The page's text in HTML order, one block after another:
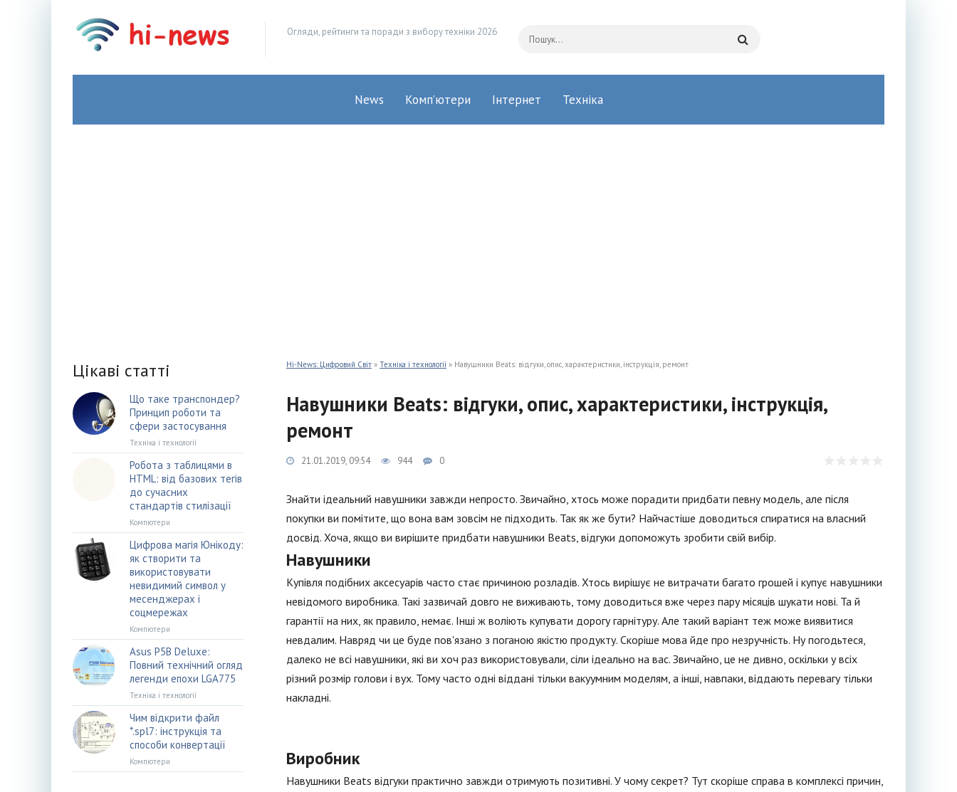
Огляди, рейтинги та поради з вибору техніки 2026
News Комп’ютери Інтернет Техніка
Hi-News: Цифровий Світ » Техніка і технології » Навушники Beats: відгуки, опис, характеристики, інструкція, ремонт
Навушники Beats: відгуки, опис, характеристики, інструкція,
ремонт
21.01.2019, 09:54 944 0
Знайти ідеальний навушники завжди непросто. Звичайно, хтось може порадити придбати певну модель, але після
покупки ви помітите, що вона вам зовсім не підходить. Так як же бути? Найчастіше доводиться спиратися на власний
досвід. Хоча, якщо ви вирішите придбати навушники Beats, відгуки допоможуть зробити свій вибір.
Навушники
Купівля подібних аксесуарів часто стає причиною розладів. Хтось вирішує не витрачати багато грошей і купує навушники
невідомого виробника. Такі зазвичай довго не виживають, тому доводиться вже через пару місяців шукати нові. Та й
гарантії на них, як правило, немає. Інші ж воліють купувати дорогу гарнітуру. Але такий варіант теж може виявитися
невдалим. Навряд чи це буде пов'язано з поганою якістю продукту. Скоріше мова йде про незручність. Ну погодьтеся,
далеко не всі навушники, які ви хоч раз використовували, сіли ідеально на вас. Звичайно, це не дивно, оскільки у всіх
різний розмір голови і вух. Тому часто одні віддані тільки вакуумним моделям, а інші, навпаки, віддають перевагу тільки
накладні.
Виробник
Навушники Beats відгуки практично завжди отримують позитивні. У чому секрет? Тут скоріше справа в комплексі причин,
Цікаві статті
Що таке транспондер?
Принцип роботи та
сфери застосування
Техніка і технології
Робота з таблицями в
HTML: від базових тегів
до сучасних
стандартів стилізації
Компютери
Цифрова магія Юнікоду:
як створити та
використовувати
невидимий символ у
месенджерах і
соцмережах
Компютери
Asus P5B Deluxe:
Повний технічний огляд
легенди епохи LGA775
Техніка і технології
Чим відкрити файл
*.spl7: інструкція та
способи конвертації
Компютери